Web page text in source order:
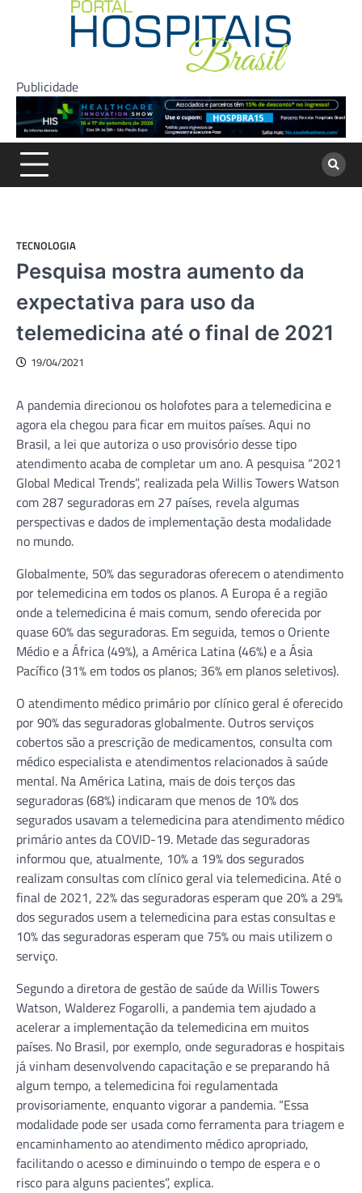
Publicidade
TECNOLOGIA
Pesquisa mostra aumento da
expectativa para uso da
telemedicina até o final de 2021
19/04/2021
A pandemia direcionou os holofotes para a telemedicina e
agora ela chegou para ficar em muitos países. Aqui no
Brasil, a lei que autoriza o uso provisório desse tipo
atendimento acaba de completar um ano. A pesquisa “2021
Global Medical Trends”, realizada pela Willis Towers Watson
com 287 seguradoras em 27 países, revela algumas
perspectivas e dados de implementação desta modalidade
no mundo.
Globalmente, 50% das seguradoras oferecem o atendimento
por telemedicina em todos os planos. A Europa é a região
onde a telemedicina é mais comum, sendo oferecida por
quase 60% das seguradoras. Em seguida, temos o Oriente
Médio e a África (49%), a América Latina (46%) e a Ásia
Pacífico (31% em todos os planos; 36% em planos seletivos).
O atendimento médico primário por clínico geral é oferecido
por 90% das seguradoras globalmente. Outros serviços
cobertos são a prescrição de medicamentos, consulta com
médico especialista e atendimentos relacionados à saúde
mental. Na América Latina, mais de dois terços das
seguradoras (68%) indicaram que menos de 10% dos
segurados usavam a telemedicina para atendimento médico
primário antes da COVID-19. Metade das seguradoras
informou que, atualmente, 10% a 19% dos segurados
realizam consultas com clínico geral via telemedicina. Até o
final de 2021, 22% das seguradoras esperam que 20% a 29%
dos segurados usem a telemedicina para estas consultas e
10% das seguradoras esperam que 75% ou mais utilizem o
serviço.
Segundo a diretora de gestão de saúde da Willis Towers
Watson, Walderez Fogarolli, a pandemia tem ajudado a
acelerar a implementação da telemedicina em muitos
países. No Brasil, por exemplo, onde seguradoras e hospitais
já vinham desenvolvendo capacitação e se preparando há
algum tempo, a telemedicina foi regulamentada
provisoriamente, enquanto vigorar a pandemia. “Essa
modalidade pode ser usada como ferramenta para triagem e
encaminhamento ao atendimento médico apropriado,
facilitando o acesso e diminuindo o tempo de espera e o
risco para alguns pacientes”, explica.